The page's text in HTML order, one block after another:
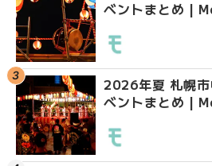
ベントまとめ |
2026年夏 札幌
ベントまとめ |